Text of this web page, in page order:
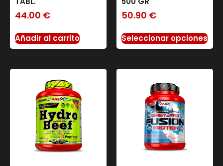
44.00 €
Añadir al carrito
50.90 €
Seleccionar opciones